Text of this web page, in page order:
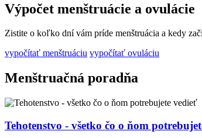
Výpočet menštruácie a ovulácie
Zistite o koľko dní vám príde menštruácia a kedy
vypočítať menštruáciu vypočítať ovuláciu
Menštruačná poradňa
Tehotenstvo - všetko čo o ňom